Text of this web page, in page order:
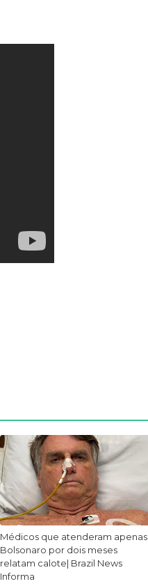
Médicos que atenderam apenas
Bolsonaro por dois meses
relatam calote| Brazil News
Informa